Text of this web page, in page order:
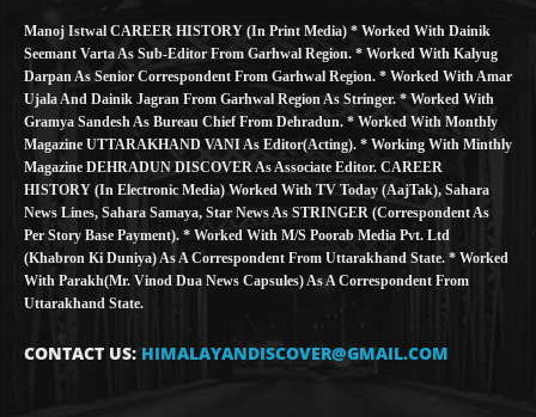
Manoj Istwal CAREER HISTORY (in Print Media) * Worked With Dainik
Seemant Varta As Sub-Editor From Garhwal Region. * Worked With Kalyug
Darpan As Senior Correspondent From Garhwal Region. * Worked With Amar
Ujala And Dainik Jagran From Garhwal Region As Stringer. * Worked With
Gramya Sandesh As Bureau Chief From Dehradun. * Worked With Monthly
Magazine UTTARAKHAND VANI As Editor(Acting). * Working With Minthly
Magazine DEHRADUN DISCOVER As Associate Editor. CAREER
HISTORY (in Electronic Media) Worked With TV Today (AajTak), Sahara
News Lines, Sahara Samaya, Star News As STRINGER (Correspondent As
Per Story Base Payment). * Worked With M/S Poorab Media Pvt. Ltd
(Khabron Ki Duniya) As A Correspondent From Uttarakhand State. * Worked
With Parakh(Mr. Vinod Dua News Capsules) As A Correspondent From
Uttarakhand State.
CONTACT US: HIMALAYANDISCOVER@GMAIL.COM